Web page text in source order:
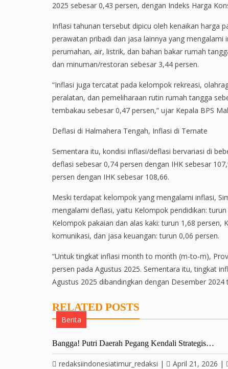
2025 sebesar 0,43 persen, dengan Indeks Harga
Inflasi tahunan tersebut dipicu oleh kenaikan harga
perawatan pribadi dan jasa lainnya yang
perumahan, air, listrik, dan bahan bakar rumah
dan minuman/restoran sebesar 3,44 persen.
“Inflasi juga tercatat pada kelompok rekreasi,
peralatan, dan pemeliharaan rutin rumah tangga
tembakau sebesar 0,47 persen,” ujar Kepala BPS
Deflasi di Halmahera Tengah, Inflasi di Ternate
Sementara itu, kondisi inflasi/deflasi bervariasi di
deflasi sebesar 0,74 persen dengan IHK sebesar
persen dengan IHK sebesar 108,66.
Meski terdapat kelompok yang mengalami inflasi,
mengalami deflasi, yaitu Kelompok pendidikan:
Kelompok pakaian dan alas kaki: turun 1,68
komunikasi, dan jasa keuangan: turun 0,06 persen.
“Untuk tingkat inflasi month to month (m-to-m),
persen pada Agustus 2025. Sementara itu, tingkat
Agustus 2025 dibandingkan dengan Desember
RELATED POSTS
Berita
Bangga! Putri Daerah Pegang Kendali Strategis…
redaksiindonesiatimur_redaksi | April 21, 2026 |